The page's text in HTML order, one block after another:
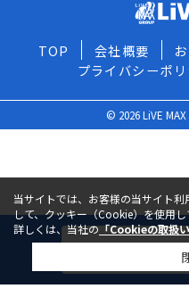
今
TOP 会社概要
プライバシーポリ
© 2026 LiVE
当サイトでは、お客様の当サイト
して、クッキー（Cookie）を使用し
詳しくは、当社の「Cookieの取扱